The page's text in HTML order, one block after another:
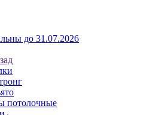
до 31.07.2026
потолочные